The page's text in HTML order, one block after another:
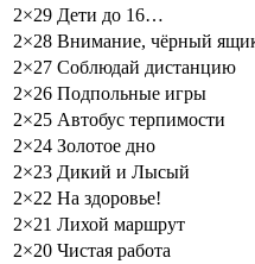
2×29 Дети до 16…
2×28 Внимание, чёрный
2×27 Соблюдай дистанцию
2×26 Подпольные игры
2×25 Автобус терпимости
2×24 Золотое дно
2×23 Дикий и Лысый
2×22 На здоровье!
2×21 Лихой маршрут
2×20 Чистая работа